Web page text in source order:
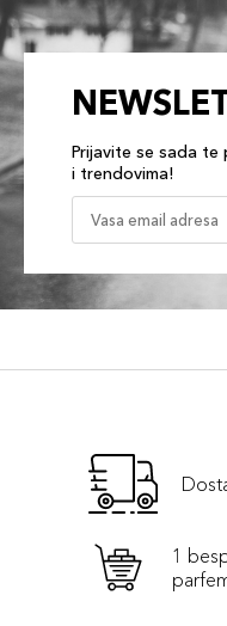
Prijavite se sada te
i trendovima!
1